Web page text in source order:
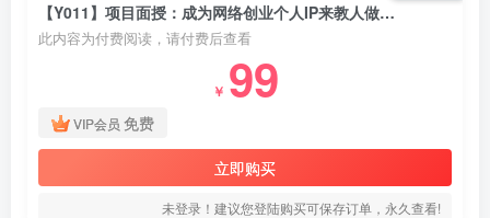
【Y011】项目面授：成为网络创业个人IP来教人做副业赚钱，每天2小时坚持变现项目
此内容为付费阅读，请付费后查看
￥ 99
VIP会员 免费
立即购买
未登录！建议您登陆购买可保存订单，永久查看!